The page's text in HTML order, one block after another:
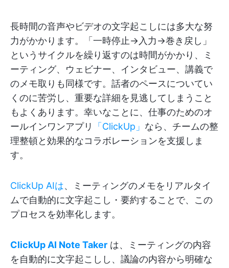
長時間の音声やビデオの文字起こしには多大な努
力がかかります。「一時停止→入力→巻き戻し」
というサイクルを繰り返すのは時間がかかり、ミ
ーティング、ウェビナー、インタビュー、講義で
のメモ取りも同様です。話者のペースについてい
くのに苦労し、重要な詳細を見逃してしまうこと
もよくあります。幸いなことに、仕事のためのオ
ールインワンアプリ
「ClickUp」 なら、チームの整
理整頓と効果的なコラボレーションを支援しま
す。
ClickUp AIは、ミーティングのメモをリアルタイ
ムで自動的に文字起こし・要約することで、この
プロセスを効率化します。
ClickUp AI Note Taker は、ミーティングの内容
を自動的に文字起こしし、議論の内容から明確な